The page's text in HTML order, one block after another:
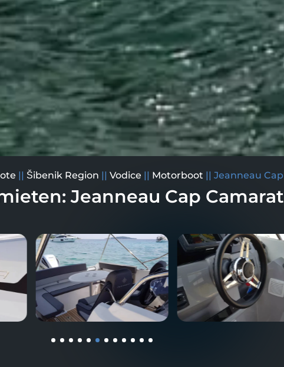
|| Šibenik Region ||Vodice || Motorboot ||Jeanneau Cap
Jeanneau Cap Camarat